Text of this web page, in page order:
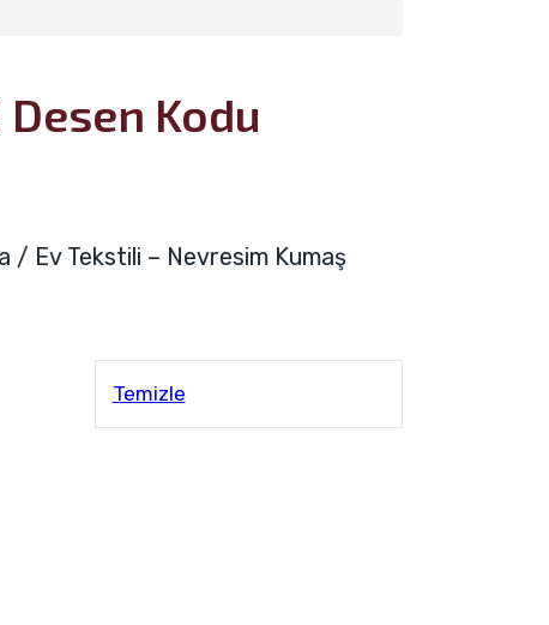
Desen Kodu
/ Ev Tekstili – Nevresim Kumaş
Temizle